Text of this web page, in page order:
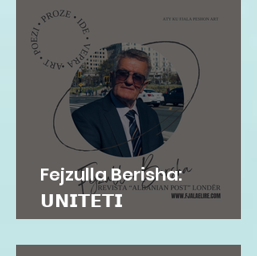
Fejzulla Berisha:
𝗨𝗡𝗜𝗧𝗘𝗧𝗜
𝗜𝗡𝗦𝗧𝗜𝗧𝗨𝗖𝗜𝗢𝗡𝗔𝗟...